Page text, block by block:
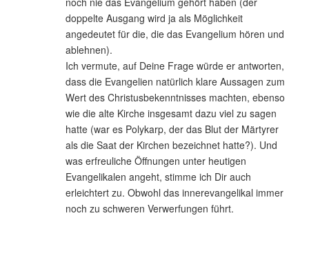
doppelte Ausgang wird ja als Möglichkeit
angedeutet für die, die das Evangelium hören und
ablehnen).
Ich vermute, auf Deine Frage würde er antworten,
dass die Evangelien natürlich klare Aussagen zum
Wert des Christusbekenntnisses machten, ebenso
wie die alte Kirche insgesamt dazu viel zu sagen
hatte (war es Polykarp, der das Blut der Märtyrer
als die Saat der Kirchen bezeichnet hatte?). Und
was erfreuliche Öffnungen unter heutigen
Evangelikalen angeht, stimme ich Dir auch
erleichtert zu. Obwohl das innerevangelikal immer
noch zu schweren Verwerfungen führt.